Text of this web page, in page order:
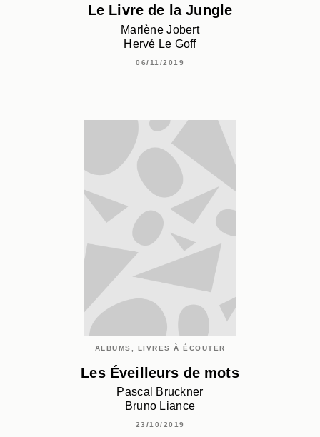
Le Livre de la Jungle
Marlène Jobert
Hervé Le Goff
06/11/2019
ALBUMS, LIVRES À ÉCOUTER
Les Éveilleurs de mots
Pascal Bruckner
Bruno Liance
23/10/2019